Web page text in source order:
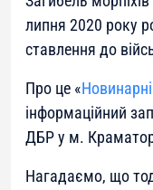
липня 2020 року
ставлення до
Про це «Новинарні
інформаційний
ДБР у м.
Нагадаємо, що